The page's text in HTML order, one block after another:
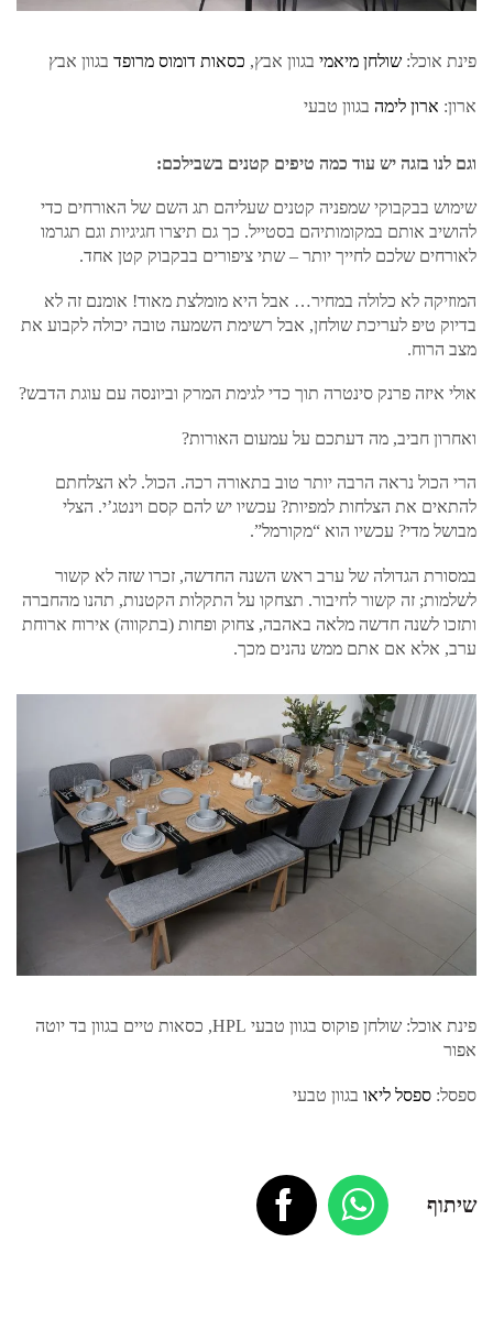
פינת אוכל: שולחן מיאמי בגוון אבץ, כסאות דומוס מרופד בגוון אבץ
ארון: ארון לימה בגוון טבעי
וגם לנו בזגה יש עוד כמה טיפים קטנים בשבילכם:
שימוש בבקבוקי שמפניה קטנים שעליהם תג השם של האורחים כדי
להושיב אותם במקומותיהם בסטייל. כך גם תיצרו חגיגיות וגם תגרמו
לאורחים שלכם לחייך יותר – שתי ציפורים בבקבוק קטן אחד.
המוזיקה לא כלולה במחיר… אבל היא מומלצת מאוד! אומנם זה לא
בדיוק טיפ לעריכת שולחן, אבל רשימת השמעה טובה יכולה לקבוע את
מצב הרוח.
אולי איזה פרנק סינטרה תוך כדי לגימת המרק וביונסה עם עוגת הדבש?
ואחרון חביב, מה דעתכם על עמעום האורות?
הרי הכול נראה הרבה יותר טוב בתאורה רכה. הכול. לא הצלחתם
להתאים את הצלחות למפיות? עכשיו יש להם קסם וינטג’י. הצלי
מבושל מדי? עכשיו הוא “מקורמל”.
במסורת הגדולה של ערב ראש השנה החדשה, זכרו שזה לא קשור
לשלמות; זה קשור לחיבור. תצחקו על התקלות הקטנות, תהנו מהחברה
ותזכו לשנה חדשה מלאה באהבה, צחוק ופחות (בתקווה) אירוח ארוחת
ערב, אלא אם אתם ממש נהנים מכך.
פינת אוכל: שולחן פוקוס בגוון טבעי HPL, כסאות טיים בגוון בד יוטה
אפור
ספסל: ספסל ליאו בגוון טבעי
שיתוף